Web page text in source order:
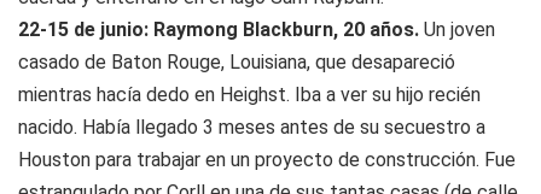
22-15 de junio: Raymong Blackburn, 20 años. Un joven
casado de Baton Rouge, Louisiana, que desapareció
mientras hacía dedo en Heighst. Iba a ver su hijo recién
nacido. Había llegado 3 meses antes de su secuestro a
Houston para trabajar en un proyecto de construcción. Fue